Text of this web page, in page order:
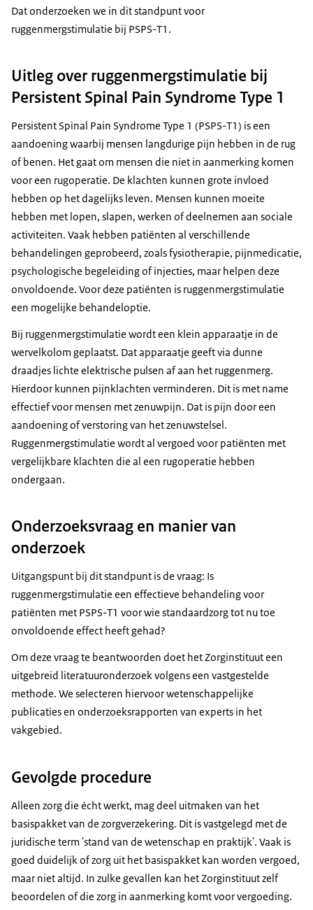
Dat onderzoeken we in dit standpunt voor
ruggenmergstimulatie bij PSPS-T1.
Uitleg over ruggenmergstimulatie bij
Persistent Spinal Pain Syndrome Type 1
Persistent Spinal Pain Syndrome Type 1 (PSPS-T1) is een
aandoening waarbij mensen langdurige pijn hebben in de rug
of benen. Het gaat om mensen die niet in aanmerking komen
voor een rugoperatie. De klachten kunnen grote invloed
hebben op het dagelijks leven. Mensen kunnen moeite
hebben met lopen, slapen, werken of deelnemen aan sociale
activiteiten. Vaak hebben patiënten al verschillende
behandelingen geprobeerd, zoals fysiotherapie, pijnmedicatie,
psychologische begeleiding of injecties, maar helpen deze
onvoldoende. Voor deze patiënten is ruggenmergstimulatie
een mogelijke behandeloptie.
Bij ruggenmergstimulatie wordt een klein apparaatje in de
wervelkolom geplaatst. Dat apparaatje geeft via dunne
draadjes lichte elektrische pulsen af aan het ruggenmerg.
Hierdoor kunnen pijnklachten verminderen. Dit is met name
effectief voor mensen met zenuwpijn. Dat is pijn door een
aandoening of verstoring van het zenuwstelsel.
Ruggenmergstimulatie wordt al vergoed voor patiënten met
vergelijkbare klachten die al een rugoperatie hebben
ondergaan.
Onderzoeksvraag en manier van
onderzoek
Uitgangspunt bij dit standpunt is de vraag: Is
ruggenmergstimulatie een effectieve behandeling voor
patiënten met PSPS-T1 voor wie standaardzorg tot nu toe
onvoldoende effect heeft gehad?
Om deze vraag te beantwoorden doet het Zorginstituut een
uitgebreid literatuuronderzoek volgens een vastgestelde
methode. We selecteren hiervoor wetenschappelijke
publicaties en onderzoeksrapporten van experts in het
vakgebied.
Gevolgde procedure
Alleen zorg die écht werkt, mag deel uitmaken van het
basispakket van de zorgverzekering. Dit is vastgelegd met de
juridische term 'stand van de wetenschap en praktijk'. Vaak is
goed duidelijk of zorg uit het basispakket kan worden vergoed,
maar niet altijd. In zulke gevallen kan het Zorginstituut zelf
beoordelen of die zorg in aanmerking komt voor vergoeding.